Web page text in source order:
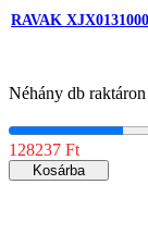
RAVAK
Néhány db raktáron
128237 Ft
Kosárba